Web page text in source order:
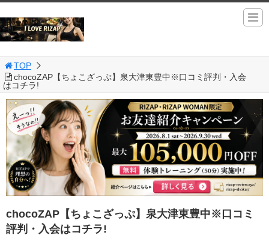
TOP
chocoZAP【ちょこざっぷ】泉大津東豊中※口コミ評判・入会
はコチラ!
chocoZAP【ちょこざっぷ】泉大津東豊中※口コミ
評判・入会はコチラ!